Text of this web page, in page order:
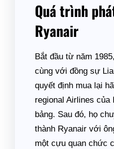
Quá trình
Ryanair
Bắt đầu từ năm
cùng với đồng sự
quyết định mua lại
regional Airlines
bảng. Sau đó, họ
thành Ryanair với
một cựu quan chức